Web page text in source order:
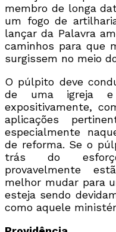
membro de longa
um fogo de
lançar da Palavra
caminhos para que
surgissem no meio
O púlpito deve
de uma igreja e
expositivamente,
aplicações
especialmente
de reforma. Se o
trás do
provavelmente
melhor mudar para
esteja sendo
como aquele